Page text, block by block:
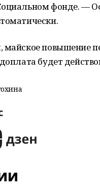
фонде. —
повышение
будет